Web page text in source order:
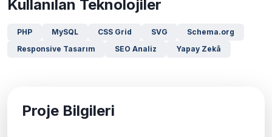
Kullanılan Teknolojiler
PHP MySQL CSS Grid SVG
Schema.org
Responsive Tasarım
SEO Analiz Yapay Zekâ
Proje Bilgileri